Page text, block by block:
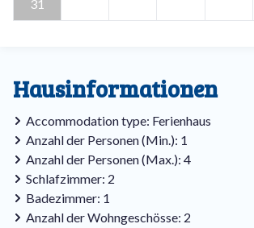
31
Hausinformationen
Accommodation type: Ferienhaus
Anzahl der Personen (Min.): 1
Anzahl der Personen (Max.): 4
Schlafzimmer: 2
Badezimmer: 1
Anzahl der Wohngeschösse: 2